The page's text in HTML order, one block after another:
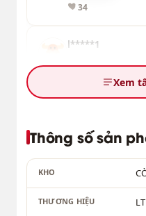
34
l*****1
Mk thích có màu
6
Xem
Thông số sản
KHO
THƯƠNG HIỆU